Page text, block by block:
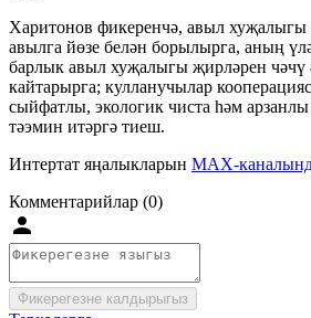
Харитонов фикеренчә, авыл хуҗалыгы
авылга йөзе белән борылырга, аның
барлык авыл хуҗалыгы җирләрен чәчү
кайтарырга; кулланучылар
сыйфатлы, экологик чиста һәм арзанлы
тәэмин итәргә тиеш.
Интертат яңалыкларын MAX-
Комментарийлар (0)
Фикерегезне калдырыгыз